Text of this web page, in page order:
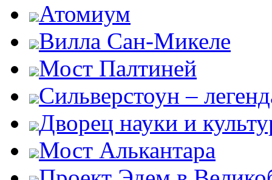
Атомиум
Вилла Сан-Микеле
Мост Палтиней
Сильверстоун –
Дворец науки и
Мост Алькантара